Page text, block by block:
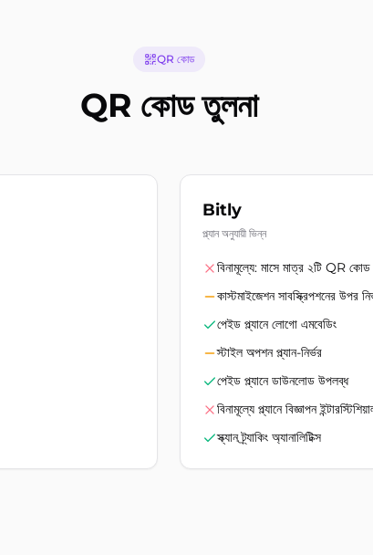
QR কোড
QR কোড তুলনা
Bitly
প্ল্যান অনুযায়ী ভিন্ন
বিনামূল্যে: মাসে মাত্র ২টি QR কোড
কাস্টমাইজেশন সাবস্ক্রিপশনের উপর
পেইড প্ল্যানে লোগো এমবেডিং
স্টাইল অপশন প্ল্যান-নির্ভর
পেইড প্ল্যানে ডাউনলোড উপলব্ধ
বিনামূল্যে প্ল্যানে বিজ্ঞাপন
স্ক্যান ট্র্যাকিং অ্যানালিটিক্স